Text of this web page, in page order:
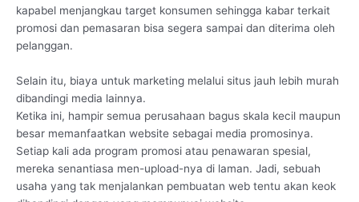
kapabel menjangkau target konsumen sehingga kabar terkait
promosi dan pemasaran bisa segera sampai dan diterima oleh
pelanggan.
Selain itu, biaya untuk marketing melalui situs jauh lebih murah
dibandingi media lainnya.
Ketika ini, hampir semua perusahaan bagus skala kecil maupun
besar memanfaatkan website sebagai media promosinya.
Setiap kali ada program promosi atau penawaran spesial,
mereka senantiasa men-upload-nya di laman. Jadi, sebuah
usaha yang tak menjalankan pembuatan web tentu akan keok